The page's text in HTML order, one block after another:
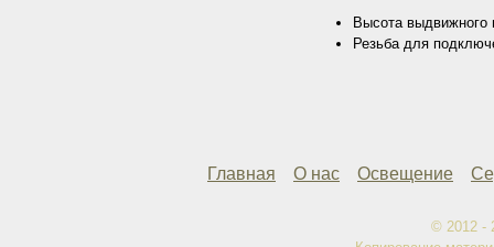
Высота выдвижного
Резьба для
Главная О нас Освещение
© 2012 -